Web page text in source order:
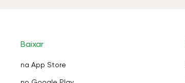
Baixar
na App Store